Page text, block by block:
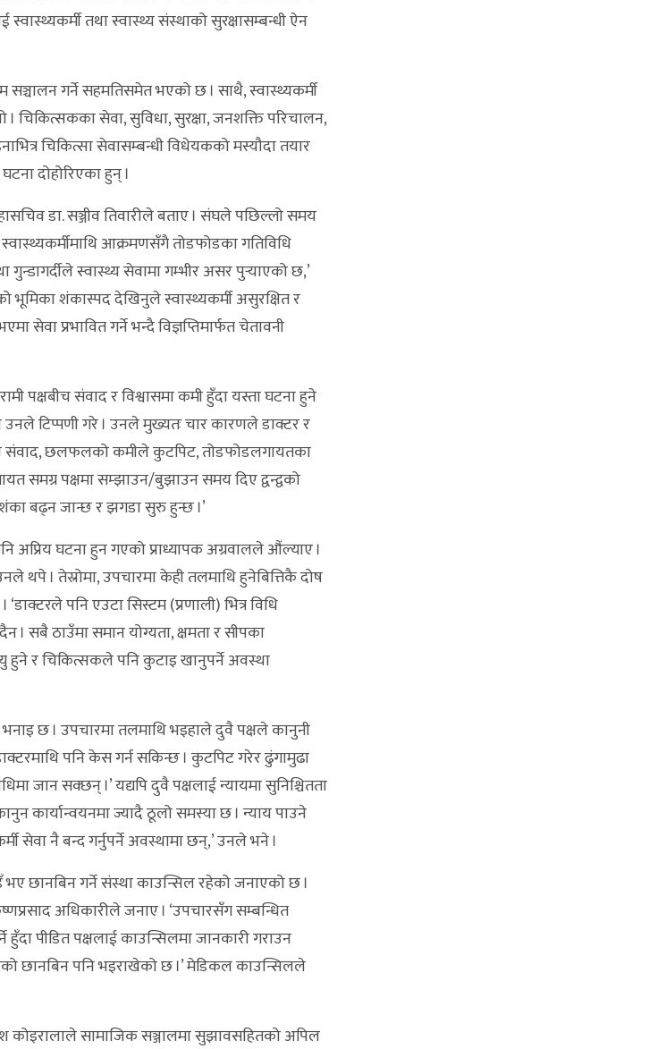
तथा स्वास्थ्य संस्थाको सुरक्षासम्बन्धी ऐन
गर्ने सहमतिसमेत भएको छ । साथै, स्वास्थ्यकर्मी
चिकित्सकका सेवा, सुविधा, सुरक्षा, जनशक्ति परिचालन,
चिकित्सा सेवासम्बन्धी विधेयकको मस्यौदा तयार
दोहोरिएका हुन् ।
डा. सञ्जीव तिवारीले बताए । संघले पछिल्लो समय
आक्रमणसँगै तोडफोडका गतिविधि
स्वास्थ्य सेवामा गम्भीर असर पुर्‍याएको छ,’
भूमिका शंकास्पद देखिनुले स्वास्थ्यकर्मी असुरक्षित र
सेवा प्रभावित गर्ने भन्दै विज्ञप्तिमार्फत चेतावनी
पक्षबीच संवाद र विश्वासमा कमी हुँदा यस्ता घटना हुने
टिप्पणी गरे । उनले मुख्यतः चार कारणले डाक्टर र
संवाद, छलफलको कमीले कुटपिट, तोडफोडलगायतका
समग्र पक्षमा सम्झाउन/बुझाउन समय दिए द्वन्द्वको
बढ्न जान्छ र झगडा सुरु हुन्छ ।’
अप्रिय घटना हुन गएको प्राध्यापक अग्रवालले औंल्याए ।
थपे । तेस्रोमा, उपचारमा केही तलमाथि हुनेबित्तिकै दोष
पनि एउटा सिस्टम (प्रणाली) भित्र विधि
। सबै ठाउँमा समान योग्यता, क्षमता र सीपका
हुने र चिकित्सकले पनि कुटाइ खानुपर्ने अवस्था
छ । उपचारमा तलमाथि भइहाले दुवै पक्षले कानुनी
पनि केस गर्न सकिन्छ । कुटपिट गरेर ढुंगामुढा
जान सक्छन् ।’ यद्यपि दुवै पक्षलाई न्यायमा सुनिश्चितता
कानुन कार्यान्वयनमा ज्यादै ठूलो समस्या छ । न्याय पाउने
सेवा नै बन्द गर्नुपर्ने अवस्थामा छन्,’ उनले भने ।
छानबिन गर्ने संस्था काउन्सिल रहेको जनाएको छ ।
अधिकारीले जनाए । ‘उपचारसँग सम्बन्धित
पीडित पक्षलाई काउन्सिलमा जानकारी गराउन
छानबिन पनि भइराखेको छ ।’ मेडिकल काउन्सिलले
कोइरालाले सामाजिक सञ्जालमा सुझावसहितको अपिल